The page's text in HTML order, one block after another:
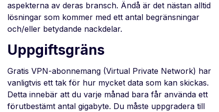
aspekterna av deras bransch. Ändå är det nästan alltid
lösningar som kommer med ett antal begränsningar
och/eller betydande nackdelar.
Uppgiftsgräns
Gratis VPN-abonnemang (Virtual Private Network) har
vanligtvis ett tak för hur mycket data som kan skickas.
Detta innebär att du varje månad bara får använda ett
förutbestämt antal gigabyte. Du måste uppgradera till